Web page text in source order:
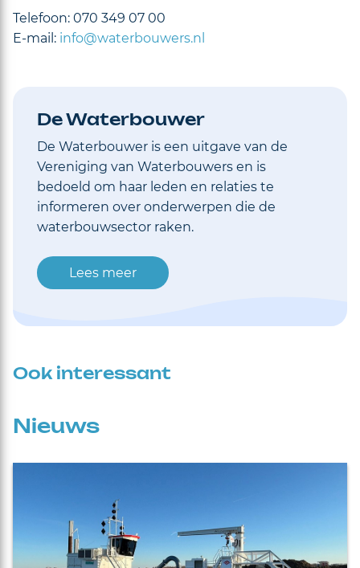
Telefoon: 070 349 07 00
E-mail: info@waterbouwers.nl
De Waterbouwer
De Waterbouwer is een uitgave van de
Vereniging van Waterbouwers en is
bedoeld om haar leden en relaties te
informeren over onderwerpen die de
waterbouwsector raken.
Lees meer
Ook interessant
Nieuws